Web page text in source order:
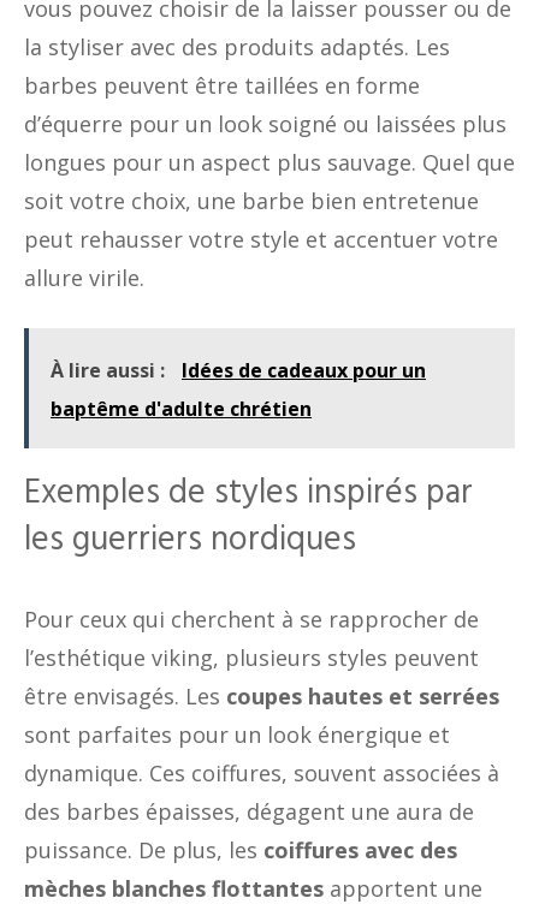
vous pouvez choisir de la laisser pousser ou de
la styliser avec des produits adaptés. Les
barbes peuvent être taillées en forme
d’équerre pour un look soigné ou laissées plus
longues pour un aspect plus sauvage. Quel que
soit votre choix, une barbe bien entretenue
peut rehausser votre style et accentuer votre
allure virile.
À lire aussi :
Idées de cadeaux pour un
baptême d'adulte chrétien
Exemples de styles inspirés par
les guerriers nordiques
Pour ceux qui cherchent à se rapprocher de
l’esthétique viking, plusieurs styles peuvent
être envisagés. Les coupes hautes et serrées
sont parfaites pour un look énergique et
dynamique. Ces coiffures, souvent associées à
des barbes épaisses, dégagent une aura de
puissance. De plus, les coiffures avec des
mèches blanches flottantes apportent une